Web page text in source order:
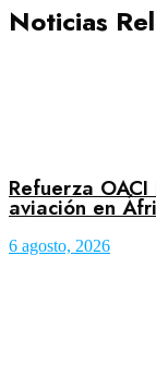
Noticias
Refuerza
aviación en
6 agosto, 2026